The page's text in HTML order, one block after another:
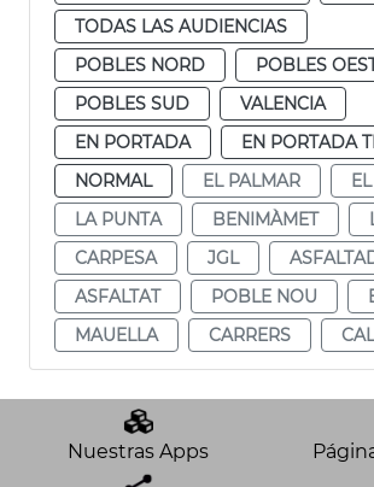
TODAS LAS AUDIENCIAS
POBLES NORD
POBLES
POBLES SUD
VALENCIA
EN PORTADA
EN PORTADA
NORMAL
EL PALMAR
LA PUNTA
BENIMÀMET
CARPESA
JGL
ASFALTAT
POBLE NOU
MAUELLA
CARRERS
Nuestras Apps